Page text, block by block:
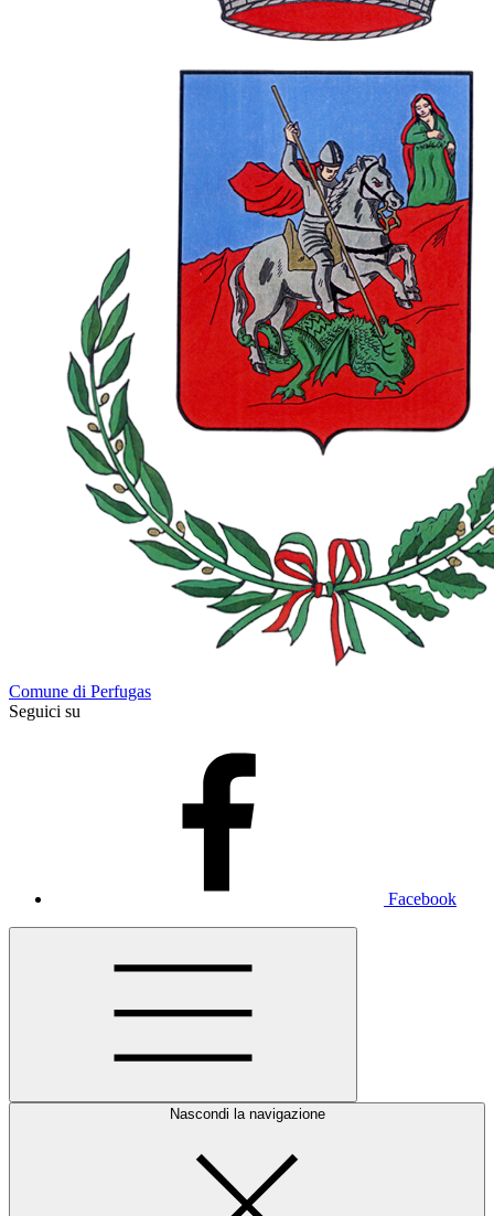
Comune di Perfugas
Seguici su
Facebook
Nascondi la navigazione